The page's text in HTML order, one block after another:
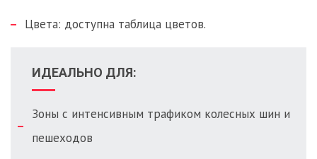
Цвета: доступна таблица цветов.
ИДЕАЛЬНО ДЛЯ:
Зоны с интенсивным трафиком колесных шин и
пешеходов